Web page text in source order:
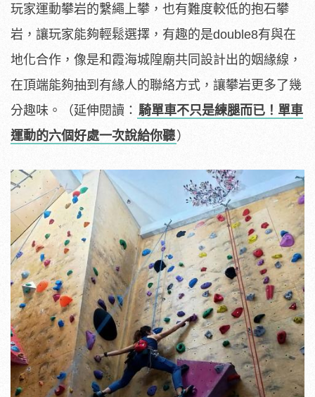
玩家運動攀岩的繫繩上攀，也有難度較低的抱石攀
岩，讓玩家能夠輕鬆選擇，有趣的是double8有與在
地化合作，像是和霞海城隍廟共同設計出的姻緣線，
在頂端能夠抽到有緣人的聯絡方式，讓攀岩更多了幾
分趣味。（延伸閱讀： 騎單車不只是練腿而已！單車
運動的六個好處一次說給你聽 ）